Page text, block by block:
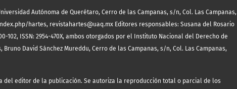
Autónoma de Querétaro, Cerro de las Campanas, s/n, Col. Las Campanas,
hartes, revistahartes@uaq.mx Editores responsables: Susana del Rosario
102, ISSN: 2954-470X, ambos otorgados por el Instituto Nacional del Derecho de
David Sánchez Mureddu, Cerro de las Campanas, s/n, Col. Las Campanas,
editor de la publicación. Se autoriza la reproducción total o parcial de los